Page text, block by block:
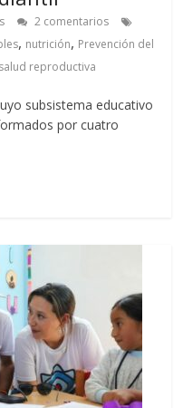
2 comentarios
, nutrición, Prevención del
salud reproductiva
subsistema educativo
por cuatro